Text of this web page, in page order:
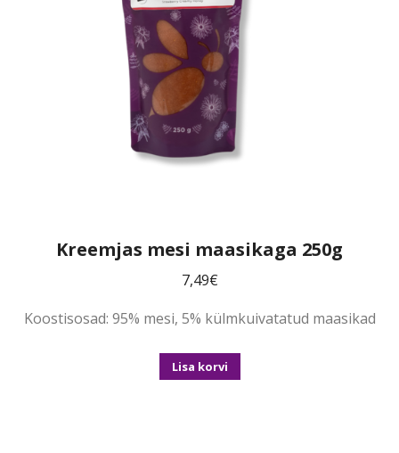
Kreemjas mesi maasikaga 250g
7,49€
Koostisosad: 95% mesi, 5% külmkuivatatud maasikad
Lisa korvi